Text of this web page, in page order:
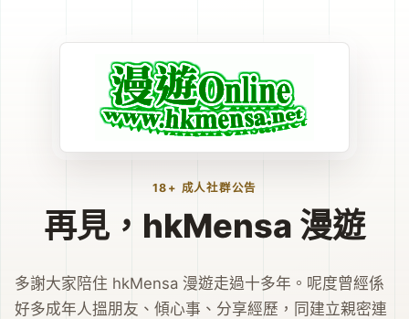
18+ 成人社群公告
再見，hkMensa 漫遊
多謝大家陪住 hkMensa 漫遊走過十多年。呢度曾經係
好多成年人搵朋友、傾心事、分享經歷，同建立親密連